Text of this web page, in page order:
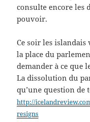
consulte encore les
pouvoir.
Ce soir les
la place du
demander à ce que
La dissolution du
qu’une question de
http://
resigns